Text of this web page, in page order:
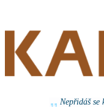
Nepřidáš